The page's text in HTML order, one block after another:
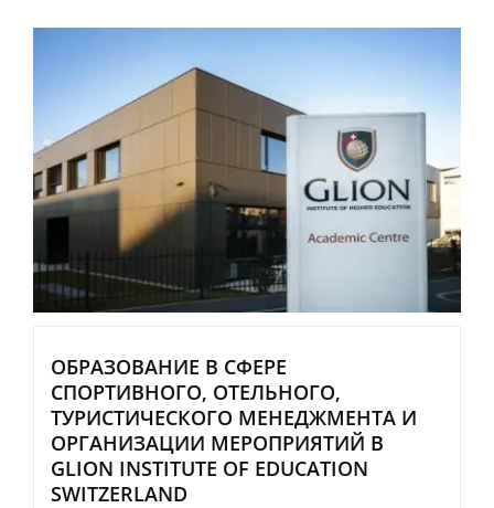
ОБРАЗОВАНИЕ В СФЕРЕ
СПОРТИВНОГО, ОТЕЛЬНОГО,
ТУРИСТИЧЕСКОГО МЕНЕДЖМЕНТА И
ОРГАНИЗАЦИИ МЕРОПРИЯТИЙ В
GLION INSTITUTE OF EDUCATION
SWITZERLAND